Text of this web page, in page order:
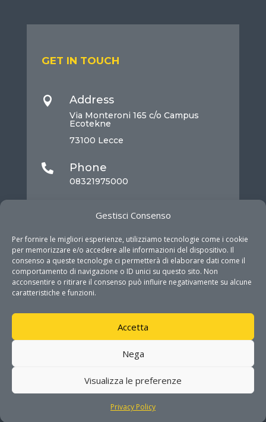
Gestisci Consenso
Per fornire le migliori esperienze, utilizziamo tecnologie come i cookie
per memorizzare e/o accedere alle informazioni del dispositivo. Il
consenso a queste tecnologie ci permetterà di elaborare dati come il
comportamento di navigazione o ID unici su questo sito. Non
acconsentire o ritirare il consenso può influire negativamente su alcune
caratteristiche e funzioni.
Accetta
Nega
Visualizza le preferenze
Privacy Policy
GET IN TOUCH
 Address
Via Monteroni 165 c/o Campus
Ecotekne
73100 Lecce
 Phone
08321975000
COPYRIGHT © DHITECH 2026. ALL RIGHTS